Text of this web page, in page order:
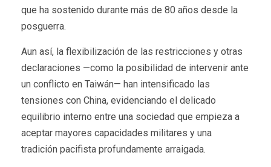
que ha sostenido durante más de 80 años desde la
posguerra.
Aun así, la flexibilización de las restricciones y otras
declaraciones —como la posibilidad de intervenir ante
un conflicto en Taiwán— han intensificado las
tensiones con China, evidenciando el delicado
equilibrio interno entre una sociedad que empieza a
aceptar mayores capacidades militares y una
tradición pacifista profundamente arraigada.